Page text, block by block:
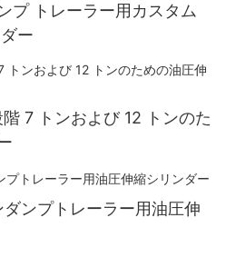
プ トレーラー用カスタム
ー
7 トンおよび 12 トンのた
ンプトレーラー用油圧伸